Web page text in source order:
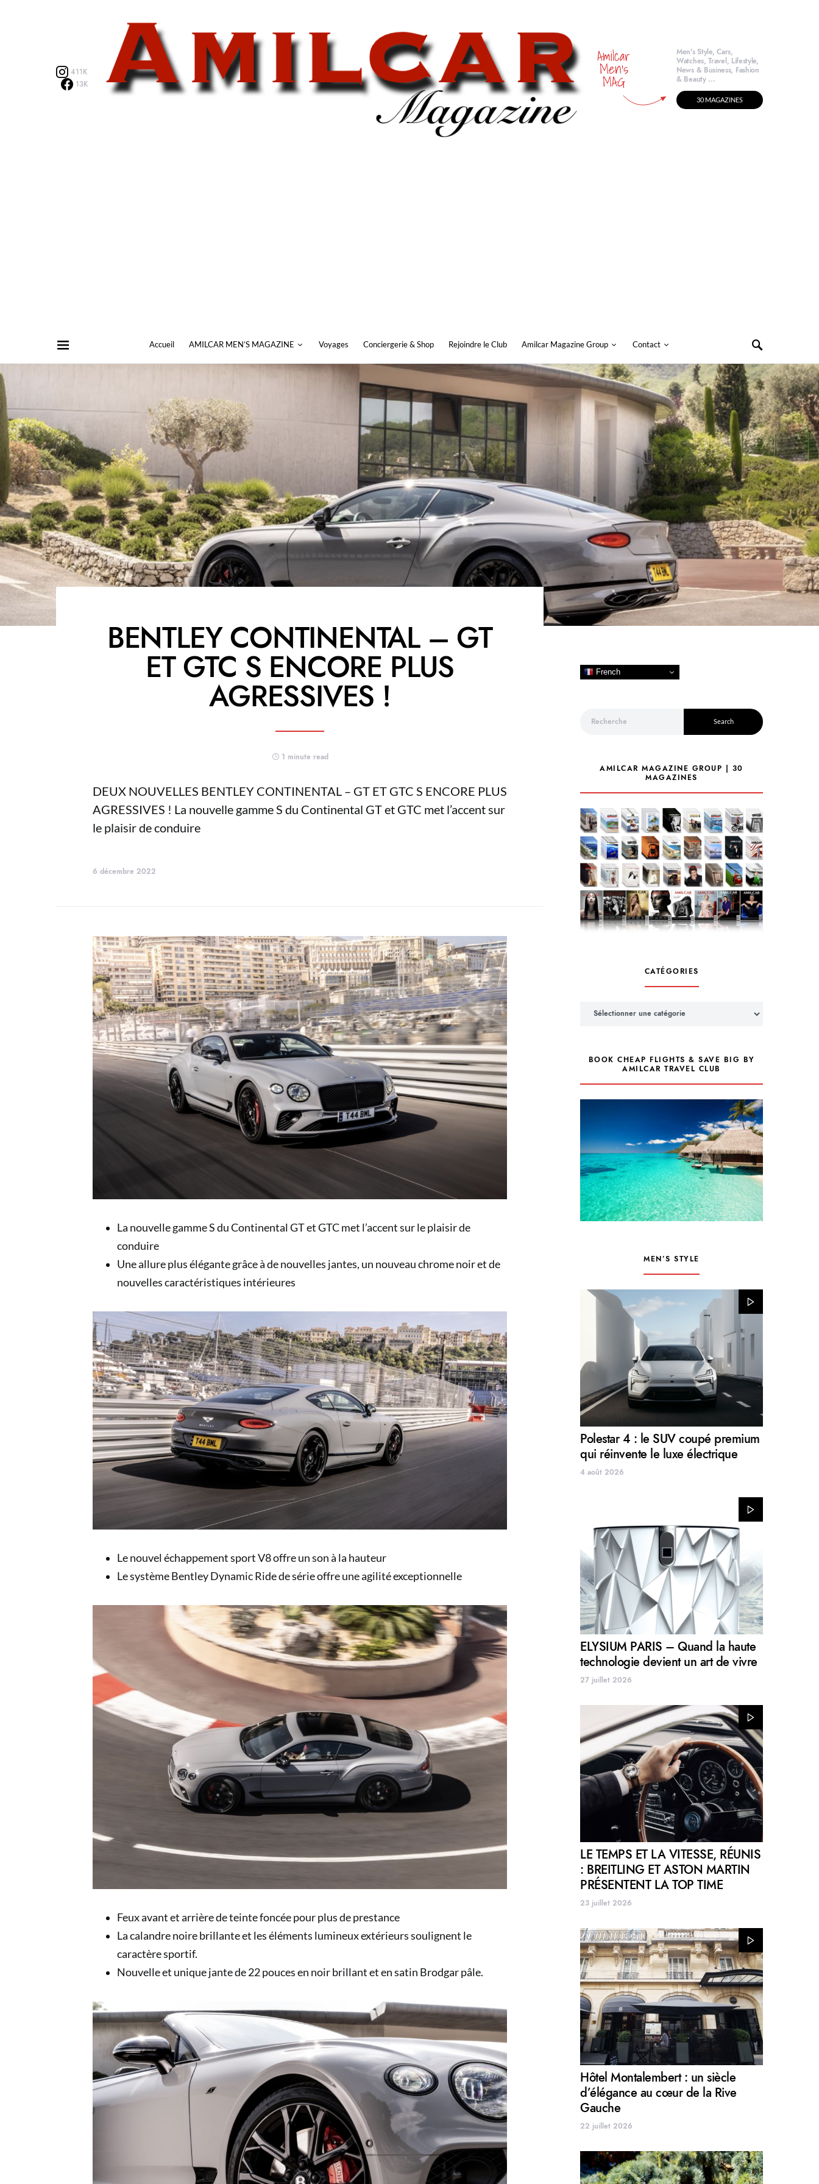
411K
13K
Amilcar
Men's
MAG
Men's Style, Cars,
Watches, Travel, Lifestyle,
News & Business, Fashion
& Beauty ...
30 MAGAZINES
Accueil AMILCAR MEN’S MAGAZINE Voyages Conciergerie & Shop Rejoindre le Club Amilcar Magazine Group Contact
BENTLEY CONTINENTAL – GT
ET GTC S ENCORE PLUS
AGRESSIVES !
1 minute read
DEUX NOUVELLES BENTLEY CONTINENTAL – GT ET GTC S ENCORE PLUS
AGRESSIVES ! La nouvelle gamme S du Continental GT et GTC met l’accent sur
le plaisir de conduire
6 décembre 2022
La nouvelle gamme S du Continental GT et GTC met l’accent sur le plaisir de
conduire
Une allure plus élégante grâce à de nouvelles jantes, un nouveau chrome noir et de
nouvelles caractéristiques intérieures
Le nouvel échappement sport V8 offre un son à la hauteur
Le système Bentley Dynamic Ride de série offre une agilité exceptionnelle
Feux avant et arrière de teinte foncée pour plus de prestance
La calandre noire brillante et les éléments lumineux extérieurs soulignent le
caractère sportif.
Nouvelle et unique jante de 22 pouces en noir brillant et en satin Brodgar pâle.
French
Search
AMILCAR MAGAZINE GROUP | 30
MAGAZINES
CATÉGORIES
BOOK CHEAP FLIGHTS & SAVE BIG BY
AMILCAR TRAVEL CLUB
MEN’S STYLE
Polestar 4 : le SUV coupé premium
qui réinvente le luxe électrique
4 août 2026
ELYSIUM PARIS – Quand la haute
technologie devient un art de vivre
27 juillet 2026
LE TEMPS ET LA VITESSE, RÉUNIS
: BREITLING ET ASTON MARTIN
PRÉSENTENT LA TOP TIME
23 juillet 2026
Hôtel Montalembert : un siècle
d’élégance au cœur de la Rive
Gauche
22 juillet 2026